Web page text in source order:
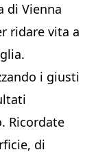
di Vienna
ridare vita a
i giusti
Ricordate
di